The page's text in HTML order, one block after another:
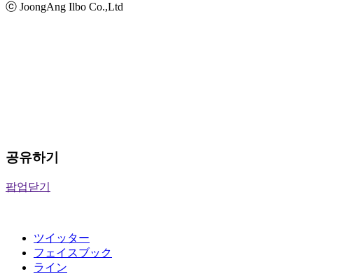
ⓒ JoongAng Ilbo Co.,Ltd
공유하기
팝업닫기
ツイッター
フェイスブック
ライン